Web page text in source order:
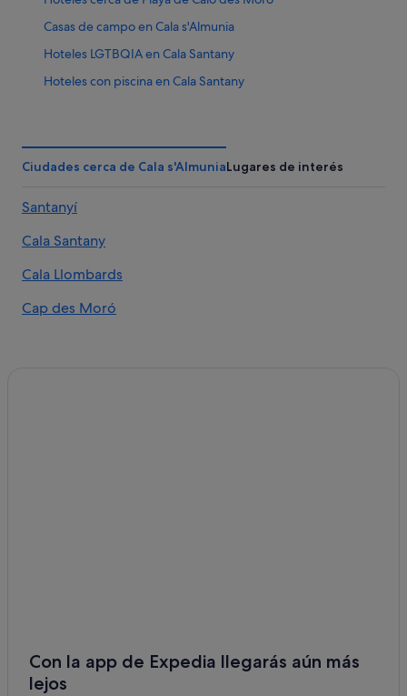
Casas de campo en Cala s'Almunia
Hoteles LGTBQIA en Cala Santany
Hoteles con piscina en Cala Santany
Alojamientos agroturísticos en Santanyí
Hoteles con gimnasio en Cala Santany
Hoteles de 5 estrellas en Santanyí
Hoteles con spa en Cala Santany
Hoteles con bar en Cala Figuera
Hoteles con wifi en Cala Santany
Ciudades cerca de Cala s'AlmuniaLugares de interés
Santanyí
Cala Santany
Cala Llombards
Cap des Moró
Con la app de Expedia llegarás aún más
lejos